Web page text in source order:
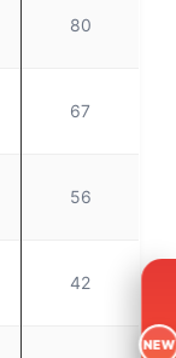
80
67
56
42
NEW